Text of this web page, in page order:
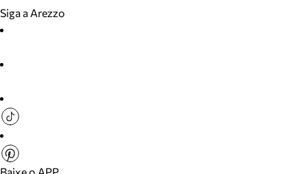
Siga a Arezzo